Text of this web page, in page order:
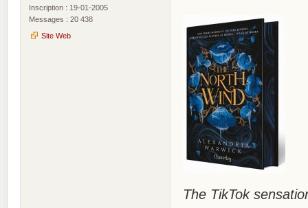
Inscription : 19-01-2005
Messages : 20 438
Site Web
The TikTok